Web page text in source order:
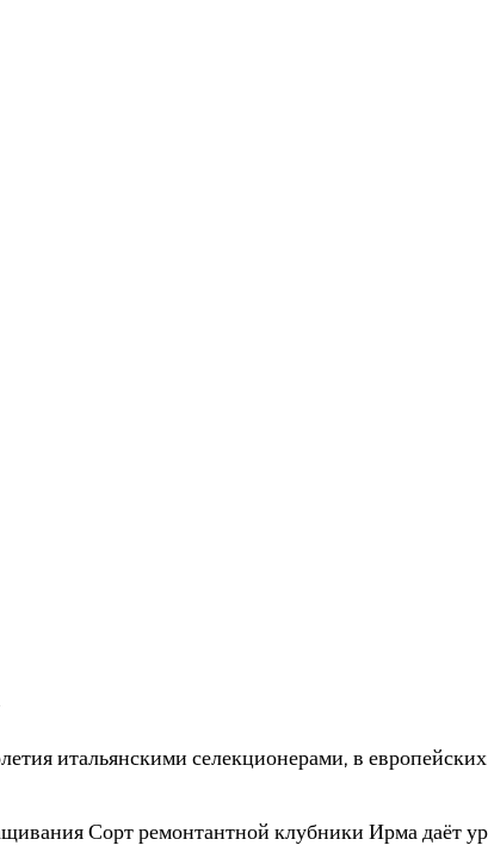
итальянскими селекционерами, в
Сорт ремонтантной клубники Ирма даёт